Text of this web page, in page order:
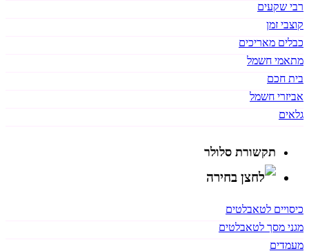
רבי שקעים
קוצבי זמן
כבלים מאריכים
מתאמי חשמל
בית חכם
אביזרי חשמל
גלאים
תקשורת סלולר
כיסויים לטאבלטים
מגני מסך לטאבלטים
מעמדים